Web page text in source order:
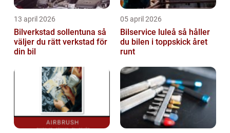
13 april 2026
Bilverkstad sollentuna så
väljer du rätt verkstad för
din bil
05 april 2026
Bilservice luleå så håller
du bilen i toppskick året
runt